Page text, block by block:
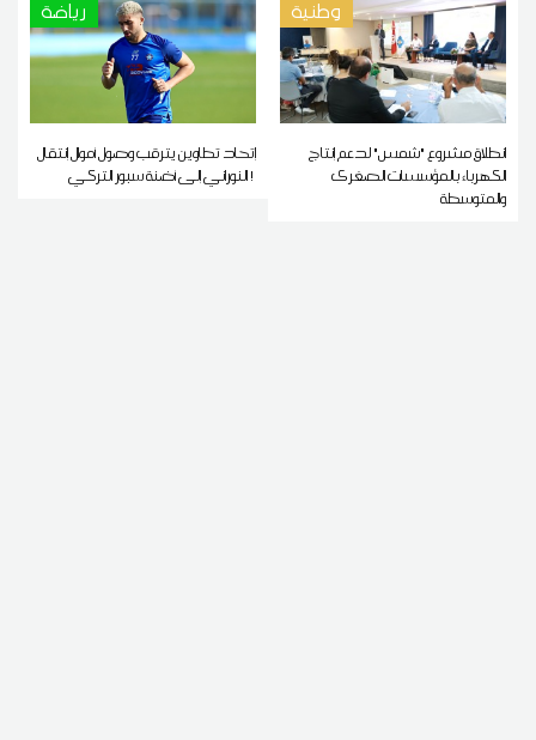
وطنية
انطلاق مشروع "شمس" لدعم إنتاج
الكهرباء بالمؤسسات الصغرى
والمتوسطة
رياضة
إتحاد تطاوين يترقب وصول أموال إنتقال
النوراني إلى أضنة سبور التركي !